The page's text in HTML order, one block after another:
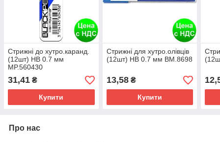
Стрижні до хутро.каранд.
(12шт) HB 0.7 мм
MP.560430
31,41 ₴
Купити
Стрижні для хутро.олівців
(12шт) HB 0.7 мм BM.8698
13,58₴
Купити
Про нас